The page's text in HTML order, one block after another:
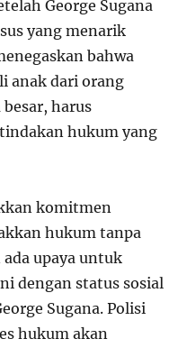
George Sugana
yang menarik
bahwa
anak dari orang
harus
hukum yang
komitmen
hukum tanpa
upaya untuk
dengan status sosial
Sugana. Polisi
hukum akan